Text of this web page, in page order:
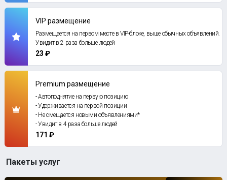
VIP размещение
Размещается на первом месте в VIP-блоке, выше обычных объявлений.
Увидит в 2 раза больше людей
23 ₽
Premium размещение
- Автоподнятие на первую позицию
- Удерживается на первой позиции
- Не смещается новыми объявлениями*
- Увидит в 4 раза больше людей
171 ₽
Пакеты услуг